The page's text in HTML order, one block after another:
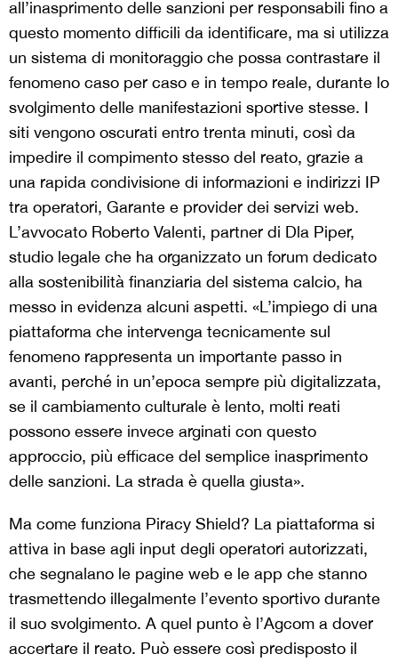
all’inasprimento delle sanzioni per responsabili fino a
questo momento difficili da identificare, ma si utilizza
un sistema di monitoraggio che possa contrastare il
fenomeno caso per caso e in tempo reale, durante lo
svolgimento delle manifestazioni sportive stesse. I
siti vengono oscurati entro trenta minuti, così da
impedire il compimento stesso del reato, grazie a
una rapida condivisione di informazioni e indirizzi IP
tra operatori, Garante e provider dei servizi web.
L’avvocato Roberto Valenti, partner di Dla Piper,
studio legale che ha organizzato un forum dedicato
alla sostenibilità finanziaria del sistema calcio, ha
messo in evidenza alcuni aspetti. «L’impiego di una
piattaforma che intervenga tecnicamente sul
fenomeno rappresenta un importante passo in
avanti, perché in un’epoca sempre più digitalizzata,
se il cambiamento culturale è lento, molti reati
possono essere invece arginati con questo
approccio, più efficace del semplice inasprimento
delle sanzioni. La strada è quella giusta».
Ma come funziona Piracy Shield? La piattaforma si
attiva in base agli input degli operatori autorizzati,
che segnalano le pagine web e le app che stanno
trasmettendo illegalmente l’evento sportivo durante
il suo svolgimento. A quel punto è l’Agcom a dover
accertare il reato. Può essere così predisposto il